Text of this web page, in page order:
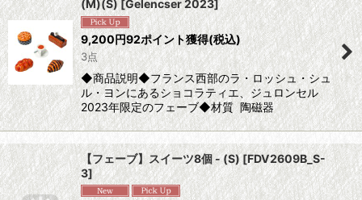
(M)(S) [Gelencser 2023]
9,200円92ポイント獲得(税込)
3点
◆商品説明◆フランス西部のラ・ロッシュ・シュ
ル・ヨンにあるショコラティエ、ジュロンセル
2023年限定のフェーブ◆材質 陶磁器
【フェーブ】スイーツ8個 - (S) [FDV2609B_S-
3]